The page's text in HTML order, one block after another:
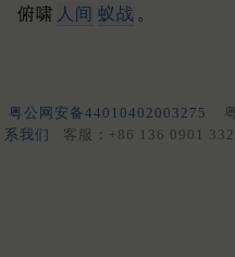
俯啸 人间 蚁战 。
粤公网安备44010402003275
系我们
客服：+86 136 0901